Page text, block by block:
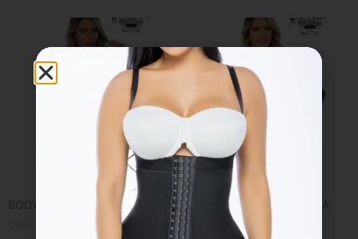
BODY SAES REF 7738
BODY SAES MANGA LARGA
REF 7734